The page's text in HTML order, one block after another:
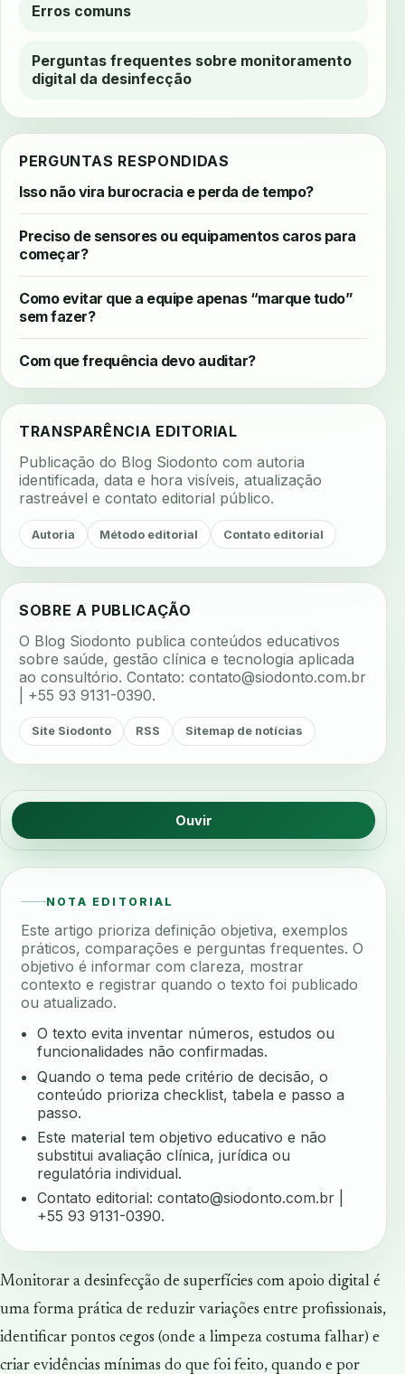
Erros comuns
Perguntas frequentes sobre monitoramento
digital da desinfecção
PERGUNTAS RESPONDIDAS
Isso não vira burocracia e perda de tempo?
Preciso de sensores ou equipamentos caros para
começar?
Como evitar que a equipe apenas “marque tudo”
sem fazer?
Com que frequência devo auditar?
TRANSPARÊNCIA EDITORIAL
Publicação do Blog Siodonto com autoria
identificada, data e hora visíveis, atualização
rastreável e contato editorial público.
Autoria Método editorial Contato editorial
SOBRE A PUBLICAÇÃO
O Blog Siodonto publica conteúdos educativos
sobre saúde, gestão clínica e tecnologia aplicada
ao consultório. Contato: contato@siodonto.com.br
| +55 93 9131-0390.
Site Siodonto RSS Sitemap de notícias
Ouvir
NOTA EDITORIAL
Este artigo prioriza definição objetiva, exemplos
práticos, comparações e perguntas frequentes. O
objetivo é informar com clareza, mostrar
contexto e registrar quando o texto foi publicado
ou atualizado.
O texto evita inventar números, estudos ou
funcionalidades não confirmadas.
Quando o tema pede critério de decisão, o
conteúdo prioriza checklist, tabela e passo a
passo.
Este material tem objetivo educativo e não
substitui avaliação clínica, jurídica ou
regulatória individual.
Contato editorial:contato@siodonto.com.br
+55 93 9131-0390.
Monitorar a desinfecção de superfícies com apoio digital é
uma forma prática de reduzir variações entre profissionais,
identificar pontos cegos (onde a limpeza costuma falhar) e
criar evidências mínimas do que foi feito, quando e por